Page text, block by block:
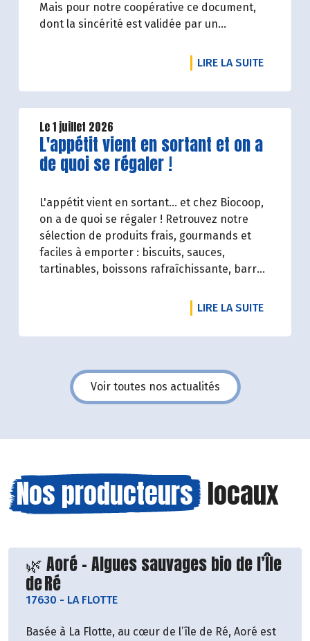
Mais pour notre coopérative ce document,
dont la sincérité est validée par un
transparence vis-à-vis de l'ensemble de nos
parties prenantes (Paysan.ne.s Associé.e.s,
magasins...) et de nos clients. Il contient un
condensé des avancées réalisées par
Biocoop dans l’objectif de rendre accessible
et désirable une bio exigeante.
LIRE LA SUITEDE
Le 1 juillet 2026
Lire la suite de l'article
L'appétit vient en sortant et on a
de quoi se régaler !
L'appétit vient en sortant... et chez Biocoop,
on a de quoi se régaler ! Retrouvez notre
sélection de produits frais, gourmands et
faciles à emporter : biscuits, sauces,
tartinables, boissons rafraîchissante, barres
une sélection de produits du 2 juillet au 12
LIRE LA SUITEDE
Voir toutes nos actualités
Nos producteurs locaux
Découvrir le producteur
🌿 Aoré – Algues sauvages bio de l’Île
de Ré
17630 - LA FLOTTE
Basée à La Flotte, au cœur de l’île de Ré, Aoré est